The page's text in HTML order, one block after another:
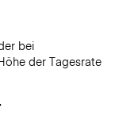
bei
der Tagesrate